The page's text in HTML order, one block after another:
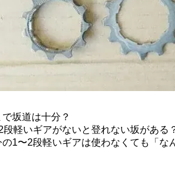
坂道は十分？
段軽いギアがないと登れない坂がある
1〜2段軽いギアは使わなくても「な